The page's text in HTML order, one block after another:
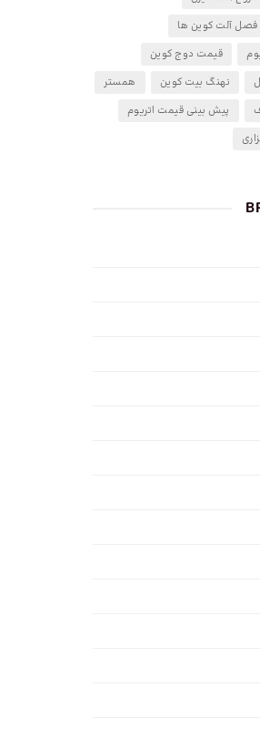
فصل آلت کوین ها
قیمت دوج کوین
نهنگ بیت کوین
همستر
پیش بینی قیمت اتریوم